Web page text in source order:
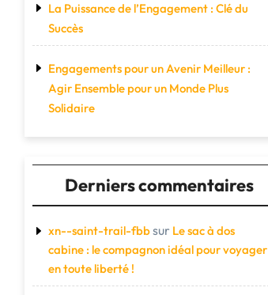
La Puissance de l’Engagement : Clé du
Succès
Engagements pour un Avenir Meilleur :
Agir Ensemble pour un Monde Plus
Solidaire
Derniers commentaires
xn--saint-trail-fbbsur Le sac à dos
cabine : le compagnon idéal pour voyager
en toute liberté !